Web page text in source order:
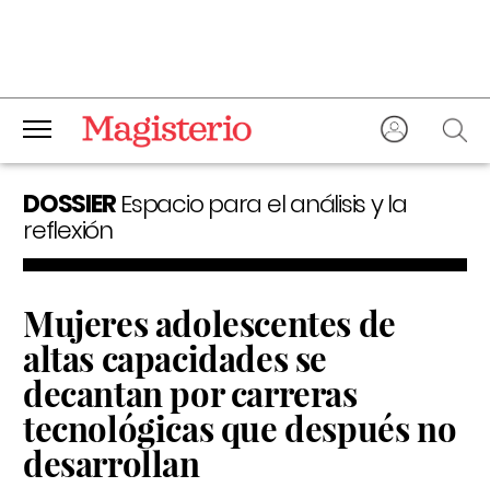
DOSSIEREspacio para el análisis y la
reflexión
Mujeres adolescentes de
altas capacidades se
decantan por carreras
tecnológicas que después no
desarrollan